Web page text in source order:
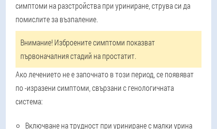
симптоми на разстройства при уриниране, струва си да
помислите за възпаление.
Внимание!Изброените симптоми показват
първоначалния стадий на простатит.
Ако лечението не е започнато в този период, се появяват
по -изразени симптоми, свързани с генологичната
система:
Включване на трудност при уриниране с малки урина